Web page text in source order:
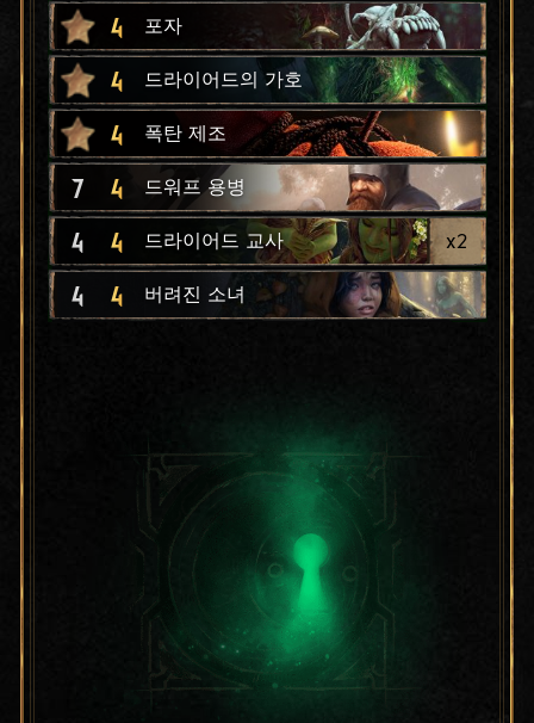
4 포자
4 드라이어드의 가호
4 폭탄 제조
7 4 드워프 용병
4 4 드라이어드 교사 x2
4 4 버려진 소녀